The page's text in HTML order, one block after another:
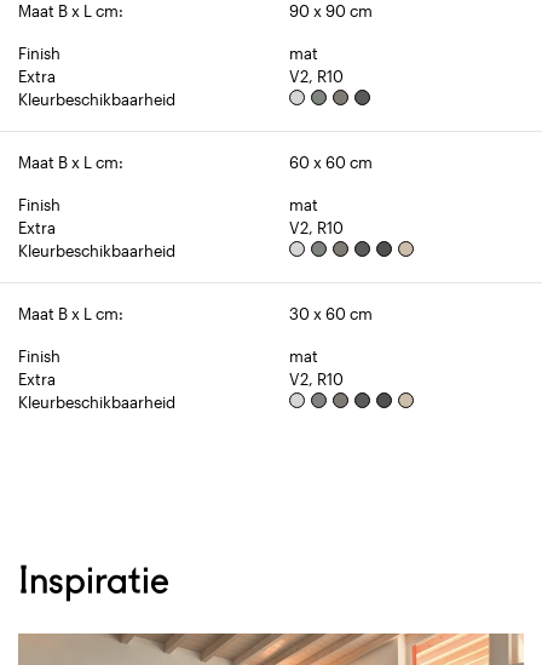
Maat B x L cm: 90 x 90 cm
Finish
mat
Extra
V2, R10
Kleurbeschikbaarheid
Maat B x L cm: 60 x 60 cm
Finish
mat
Extra
V2, R10
Kleurbeschikbaarheid
Maat B x L cm: 30 x 60 cm
Finish
mat
Extra
V2, R10
Kleurbeschikbaarheid
Inspiratie